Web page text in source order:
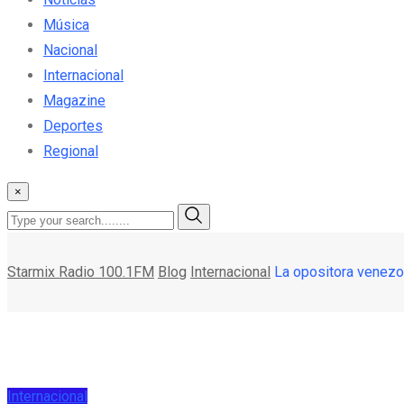
Música
Nacional
Internacional
Magazine
Deportes
Regional
×
Starmix Radio 100.1FM Blog Internacional La opositora
Internacional